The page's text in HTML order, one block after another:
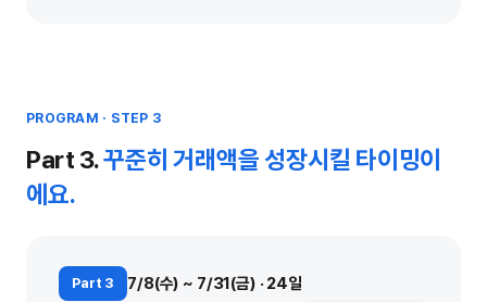
PROGRAM · STEP 3
Part 3.꾸준히 거래액을 성장시킬 타이밍이
에요.
Part 3 7/8(수) ~ 7/31(금) · 24일